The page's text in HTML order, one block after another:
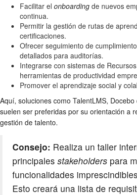
Facilitar el onboarding de nuevos
continua.
Permitir la gestión de rutas de
certificaciones.
Ofrecer seguimiento de
detallados para auditorías.
Integrarse con sistemas de
herramientas de productividad
Promover el aprendizaje social y
Aquí, soluciones como TalentLMS,
suelen ser preferidas por su orientación a
gestión de talento.
Consejo: Realiza un taller
principales stakeholders para
funcionalidades
Esto creará una lista de